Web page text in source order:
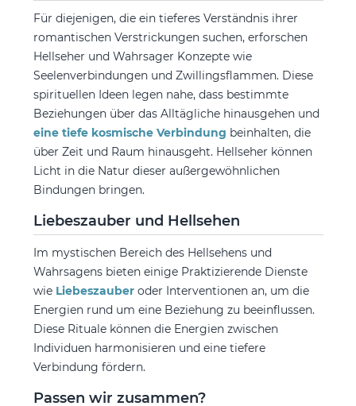
Für diejenigen, die ein tieferes Verständnis ihrer
romantischen Verstrickungen suchen, erforschen
Hellseher und Wahrsager Konzepte wie
Seelenverbindungen und Zwillingsflammen. Diese
spirituellen Ideen legen nahe, dass bestimmte
Beziehungen über das Alltägliche hinausgehen und
eine tiefe kosmische Verbindung beinhalten, die
über Zeit und Raum hinausgeht. Hellseher können
Licht in die Natur dieser außergewöhnlichen
Bindungen bringen.
Liebeszauber und Hellsehen
Im mystischen Bereich des Hellsehens und
Wahrsagens bieten einige Praktizierende Dienste
wie Liebeszauberoder Interventionen an, um die
Energien rund um eine Beziehung zu beeinflussen.
Diese Rituale können die Energien zwischen
Individuen harmonisieren und eine tiefere
Verbindung fördern.
Passen wir zusammen?